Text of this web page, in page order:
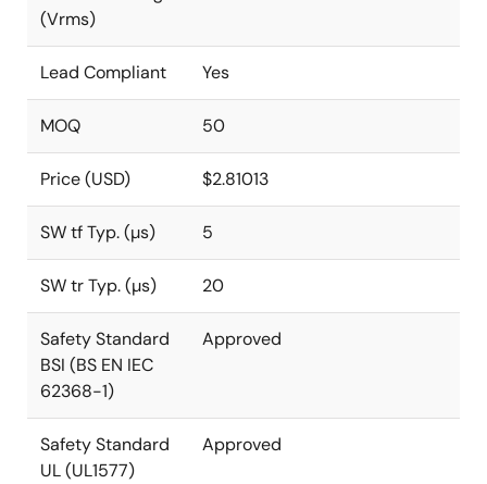
(Vrms)
Lead Compliant Yes
MOQ 50
Price (USD) $2.81013
SW tf Typ. (µs) 5
SW tr Typ. (µs) 20
Safety Standard
BSI (BS EN IEC
62368-1)
Approved
Safety Standard
UL (UL1577)
Approved